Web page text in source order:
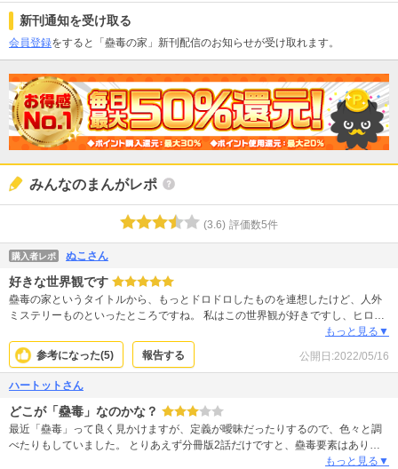
新刊通知を受け取る
会員登録をすると「蠱毒の家」新刊配信のお知らせが受け取れます。
みんなのまんがレポ
(3.6) 評価数5件
購入者レポ ぬこさん
好きな世界観です
蠱毒の家というタイトルから、もっとドロドロしたものを連想したけど、人外
ミステリーものといったところですね。 私はこの世界観が好きですし、ヒロイ
ンが無機質で読めないのも好きです。 中々新刊がでませんが、待ってます。
もっと見る▼
参考になった(5) 報告する 公開日:2022/05/16
ハートットさん
どこが「蠱毒」なのかな？
最近「蠱毒」って良く見かけますが、定義が曖昧だったりするので、色々と調
べたりもしていました。 とりあえず分冊版2話だけですと、蠱毒要素はありま
せん。 ただ、カニバ要素はありました。 よくある系の話かな？と思ったので、
もっと見る▼